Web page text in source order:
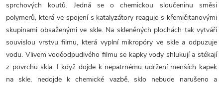
sprchových koutů. Jedná se o chemickou sloučeninu směsi
polymerů, která ve spojení s katalyzátory reaguje s křemičitanovými
skupinami obsaženými ve skle. Na skleněných plochách tak vytváří
souvislou vrstvu filmu, která vyplní mikropóry ve skle a odpuzuje
vodu. Vlivem voděodpudivého filmu se kapky vody shlukují a stékají
z povrchu skla. I když dojde k nepatrnému udržení menších kapek
na skle, nedojde k chemické vazbě, sklo nebude narušeno a